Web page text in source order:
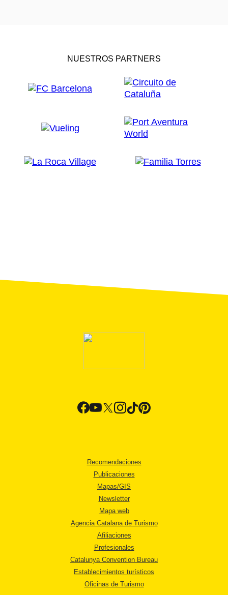
NUESTROS PARTNERS
Recomendaciones
Publicaciones
Mapas/GIS
Newsletter
Mapa web
Agencia Catalana de Turismo
Afiliaciones
Profesionales
Catalunya Convention Bureau
Establecimientos turísticos
Oficinas de Turismo